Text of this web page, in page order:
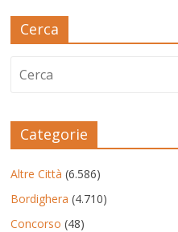
Cerca
Categorie
Altre Città (6.586)
Bordighera (4.710)
Concorso (48)